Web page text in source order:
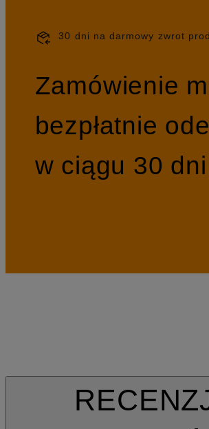
30 dni na darmowy zwrot
Zamówienie
bezpłatnie
w ciągu 30